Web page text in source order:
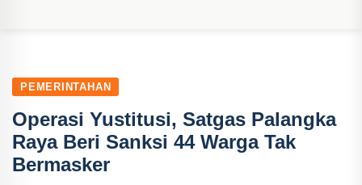
PEMERINTAHAN
Operasi Yustitusi, Satgas Palangka
Raya Beri Sanksi 44 Warga Tak
Bermasker